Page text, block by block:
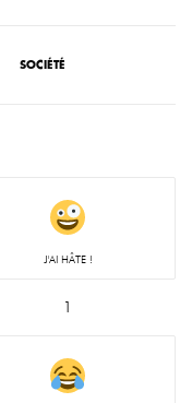
SOCIÉTÉ
J'AI HÂTE !
1